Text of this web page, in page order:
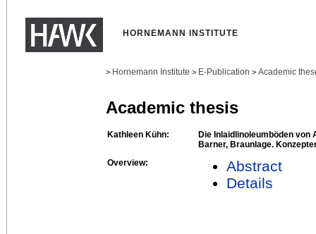
HORNEMANN INSTITUTE
> Hornemann Institute > E-Publication > Academic
Academic thesis
Kathleen Kühn:
Die Inlaidlinoleumböden von
Barner, Braunlage.
Overview:
Abstract
Details